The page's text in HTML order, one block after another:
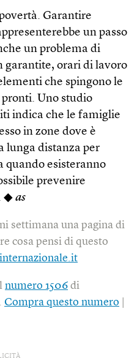
Garantire
un passo
un problema di
garantite, orari di lavoro
che spingono le
Uno studio
indica che le famiglie
in zone dove è
lunga distanza per
quando esisteranno
prevenire
◆ as
settimana una pagina di
cosa pensi di questo
numero 1506 di
Compra questo numero